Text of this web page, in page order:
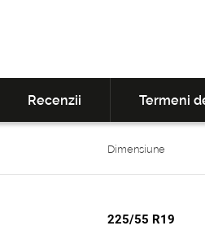
Recenzii Termeni
Dimensiune
225/55 R19